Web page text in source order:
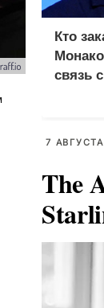
Кто
связь
7
The